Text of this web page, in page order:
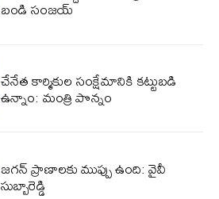
బండి సంజయ్
చేనేత కార్మికుల సంక్షేమానికి కట్టుబడి
ఉన్నాం: మంత్రి పొన్నం
జ‌గ‌న్ ప్రాణాల‌కు ముప్పు ఉంది: వైవీ
సుబ్బారెడ్డి